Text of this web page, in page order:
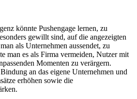
könnte Pushengage lernen, zu
gewillt sind, auf die angezeigten
als Unternehmen aussendet, zu
man es als Firma vermeiden, Nutzer mit
Momenten zu verärgern.
Bindung an das eigene Unternehmen und
erhöhen sowie die